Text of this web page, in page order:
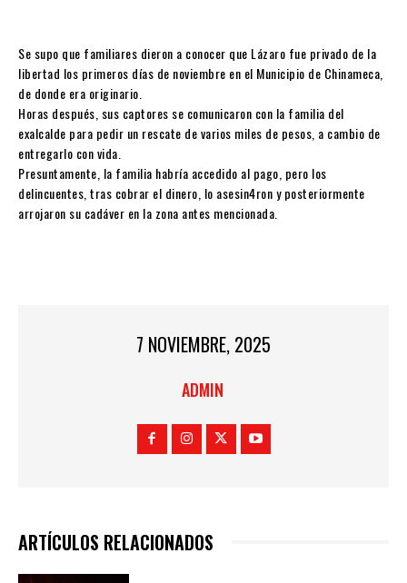
Se supo que familiares dieron a conocer que Lázaro fue privado de la
libertad los primeros días de noviembre en el Municipio de Chinameca,
de donde era originario.
Horas después, sus captores se comunicaron con la familia del
exalcalde para pedir un rescate de varios miles de pesos, a cambio de
entregarlo con vida.
Presuntamente, la familia habría accedido al pago, pero los
delincuentes, tras cobrar el dinero, lo asesin4ron y posteriormente
arrojaron su cadáver en la zona antes mencionada.
7 NOVIEMBRE, 2025
ADMIN
ARTÍCULOS RELACIONADOS